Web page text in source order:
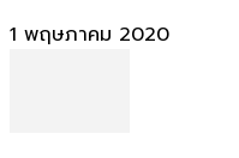
1 พฤษภาคม 2020